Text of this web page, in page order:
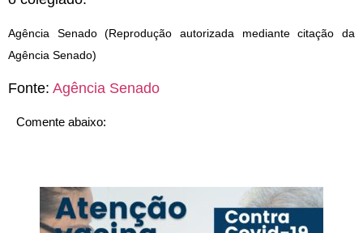
Agência Senado (Reprodução autorizada mediante citação da
Agência Senado)
Fonte: Agência Senado
Comente abaixo: